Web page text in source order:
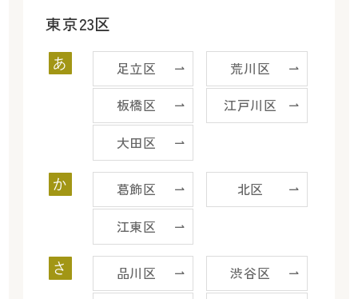
東京23区
あ 足立区
荒川区
板橋区
江戸川区
大田区
か 葛飾区
北区
江東区
さ 品川区
渋谷区